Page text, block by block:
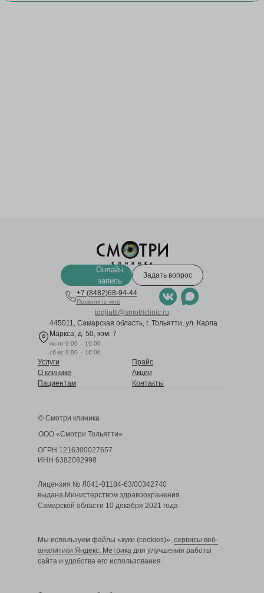
Онлайн
запись
Задать вопрос
+7 (8482)68-94-44
Позвоните мне
togliatti@smotriclinic.ru
445011, Самарская область, г. Тольятти, ул. Карла
Маркса, д. 50, ком. 7
пн-пт 9:00 – 19:00
сб-вс 9:00 – 16:00
Услуги
Прайс
О клинике
Акции
Пациентам
Контакты
Лицензия № Л041-01184-63/00342740
выдана Министерством здравоохранения
Самарской области 10 декабря 2021 года
ООО «Смотри Тольятти»
© Смотри клиника
ОГРН 1216300027657
ИНН 6382082998
Мы используем файлы «куки (cookies)», сервисы веб-
аналитики Яндекс. Метрика для улучшения работы
сайта и удобства его использования.